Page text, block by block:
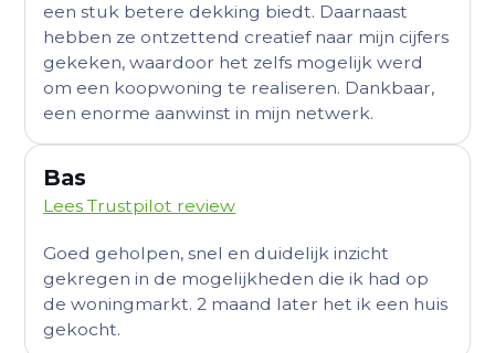
een stuk betere dekking biedt. Daarnaast
hebben ze ontzettend creatief naar mijn cijfers
gekeken, waardoor het zelfs mogelijk werd
om een koopwoning te realiseren. Dankbaar,
een enorme aanwinst in mijn netwerk.
Bas
Lees Trustpilot review
Goed geholpen, snel en duidelijk inzicht
gekregen in de mogelijkheden die ik had op
de woningmarkt. 2 maand later het ik een huis
gekocht.